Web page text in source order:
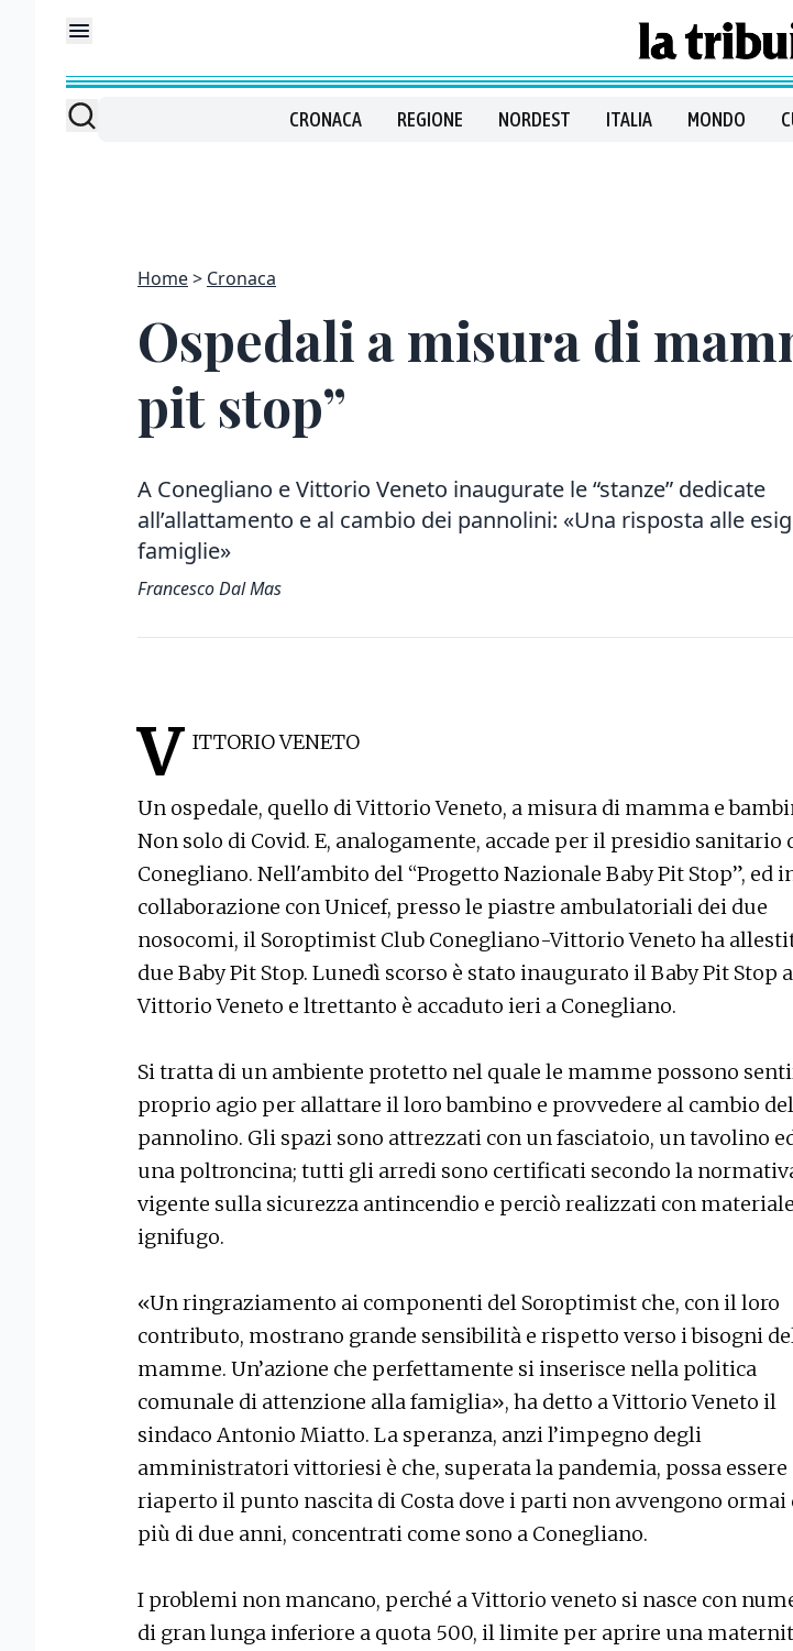
CRONACA REGIONE NORDEST ITALIA MONDO
Home Cronaca
Ospedali a misura di
pit stop”
A Conegliano e Vittorio Veneto inaugurate le “stanze” dedicate
all’allattamento e al cambio dei pannolini: «Una risposta alle
famiglie»
Francesco Dal Mas
V ITTORIO VENETO
Un ospedale, quello di Vittorio Veneto, a misura di mamma e
Non solo di Covid. E, analogamente, accade per il presidio sanitario
Conegliano. Nell'ambito del “Progetto Nazionale Baby Pit Stop”, ed
collaborazione con Unicef, presso le piastre ambulatoriali dei due
nosocomi, il Soroptimist Club Conegliano-Vittorio Veneto ha
due Baby Pit Stop. Lunedì scorso è stato inaugurato il Baby Pit Stop a
Vittorio Veneto e ltrettanto è accaduto ieri a Conegliano.
Si tratta di un ambiente protetto nel quale le mamme possono
proprio agio per allattare il loro bambino e provvedere al cambio del
pannolino. Gli spazi sono attrezzati con un fasciatoio, un tavolino
una poltroncina; tutti gli arredi sono certificati secondo la
vigente sulla sicurezza antincendio e perciò realizzati con materiale
ignifugo.
«Un ringraziamento ai componenti del Soroptimist che, con il loro
contributo, mostrano grande sensibilità e rispetto verso i bisogni
mamme. Un’azione che perfettamente si inserisce nella politica
comunale di attenzione alla famiglia», ha detto a Vittorio Veneto il
sindaco Antonio Miatto. La speranza, anzi l’impegno degli
amministratori vittoriesi è che, superata la pandemia, possa essere
riaperto il punto nascita di Costa dove i parti non avvengono ormai
più di due anni, concentrati come sono a Conegliano.
I problemi non mancano, perché a Vittorio veneto si nasce con
di gran lunga inferiore a quota 500, il limite per aprire una